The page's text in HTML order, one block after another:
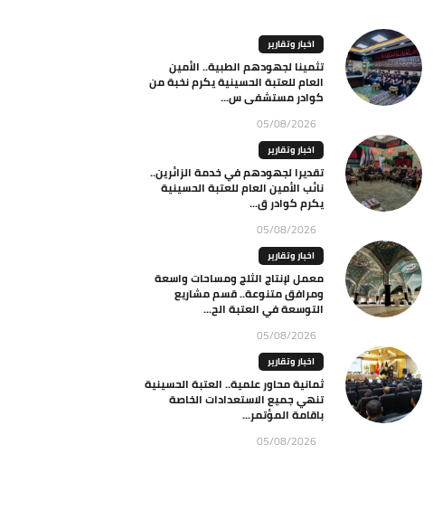
اخبار وتقارير
تثمينا لجهودهم الطبية.. الأمين
العام للعتبة الحسينية يكرم نخبة من
كوادر مستشفى س...
05/08/2026
اخبار وتقارير
تقديرا لجهودهم في خدمة الزائرين..
نائب الأمين العام للعتبة الحسينية
يكرم كوادر ق...
05/08/2026
اخبار وتقارير
معمل لإنتاج الثلج ومساحات واسعة
ومرافق متنوعة.. قسم مشاريع
التوسعة في العتبة الح...
05/08/2026
اخبار وتقارير
ثمانية محاور علمية.. العتبة الحسينية
تنهي جميع الاستعدادات الخاصة
باقامة المؤتمر...
05/08/2026